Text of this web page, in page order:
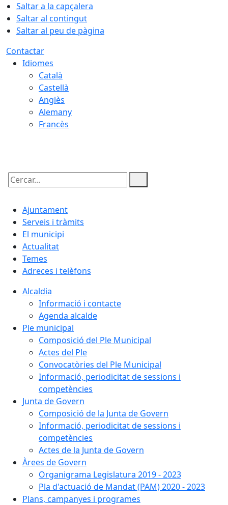
Saltar a la capçalera
Saltar al contingut
Saltar al peu de pàgina
Contactar
Idiomes
Català
Castellà
Anglès
Alemany
Francès
Cercar:
Ajuntament
Serveis i tràmits
El municipi
Actualitat
Temes
Adreces i telèfons
Alcaldia
Informació i contacte
Agenda alcalde
Ple municipal
Composició del Ple Municipal
Actes del Ple
Convocatòries del Ple Municipal
Informació, periodicitat de sessions i
competències
Junta de Govern
Composició de la Junta de Govern
Informació, periodicitat de sessions i
competències
Actes de la Junta de Govern
Àrees de Govern
Organigrama Legislatura 2019 - 2023
Pla d'actuació de Mandat (PAM) 2020 - 2023
Plans, campanyes i programes